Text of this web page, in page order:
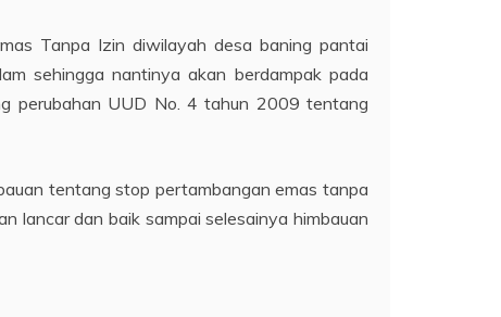
Tanpa Izin diwilayah desa baning pantai
sehingga nantinya akan berdampak pada
perubahan UUD No. 4 tahun 2009 tentang
tentang stop pertambangan emas tanpa
lancar dan baik sampai selesainya himbauan